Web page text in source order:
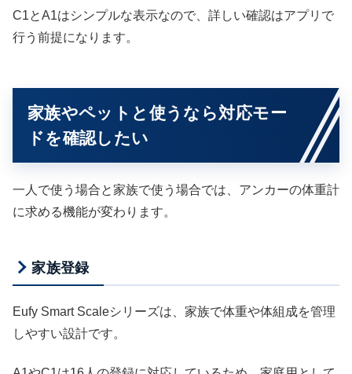
C1とA1はシンプルな表示なので、詳しい確認はアプリで
行う前提になります。
家族やペットと使うなら対応モー
ドを確認したい
一人で使う場合と家族で使う場合では、アンカーの体重計
に求める機能が変わります。
家族登録
Eufy Smart Scaleシリーズは、家族で体重や体組成を管理
しやすい設計です。